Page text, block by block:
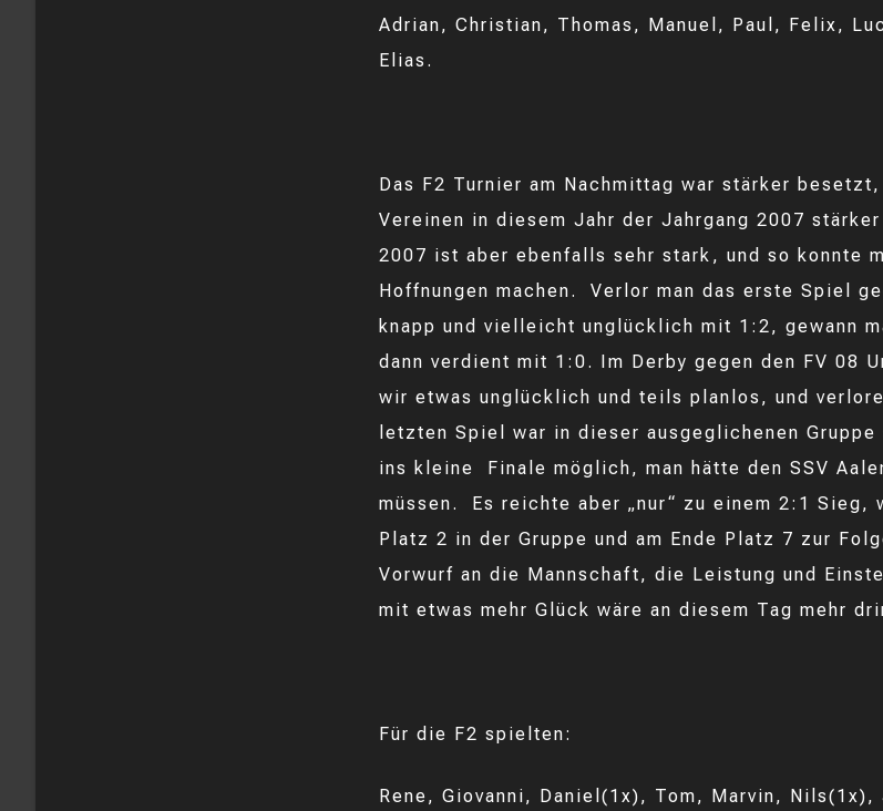
Adrian, Christian, Thomas, Manuel, Paul, Felix,
Elias.
Das F2 Turnier am Nachmittag war stärker
Vereinen in diesem Jahr der Jahrgang 2007
2007 ist aber ebenfalls sehr stark, und so konnte
Hoffnungen machen. Verlor man das erste Spiel
knapp und vielleicht unglücklich mit 1:2, gewann
dann verdient mit 1:0. Im Derby gegen den FV 08
wir etwas unglücklich und teils planlos, und
letzten Spiel war in dieser ausgeglichenen Gruppe
ins kleine Finale möglich, man hätte den SSV
müssen. Es reichte aber „nur“ zu einem 2:1 Sieg,
Platz 2 in der Gruppe und am Ende Platz 7 zur
Vorwurf an die Mannschaft, die Leistung und
mit etwas mehr Glück wäre an diesem Tag mehr
Für die F2 spielten:
Rene, Giovanni, Daniel(1x), Tom, Marvin, Nils(1x),